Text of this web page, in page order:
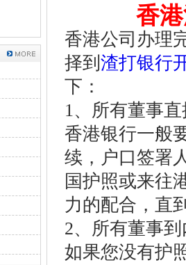
香港
香港公司办理
择到 渣打银行
下：
1、所有董事
香港银行一般
续，户口签署
国护照或来往
力的配合，直
2、所有董事
如果您没有护